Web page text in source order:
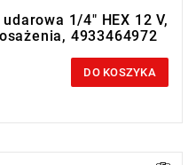
1/4" HEX 12 V,
4933464972
DO KOSZYKA